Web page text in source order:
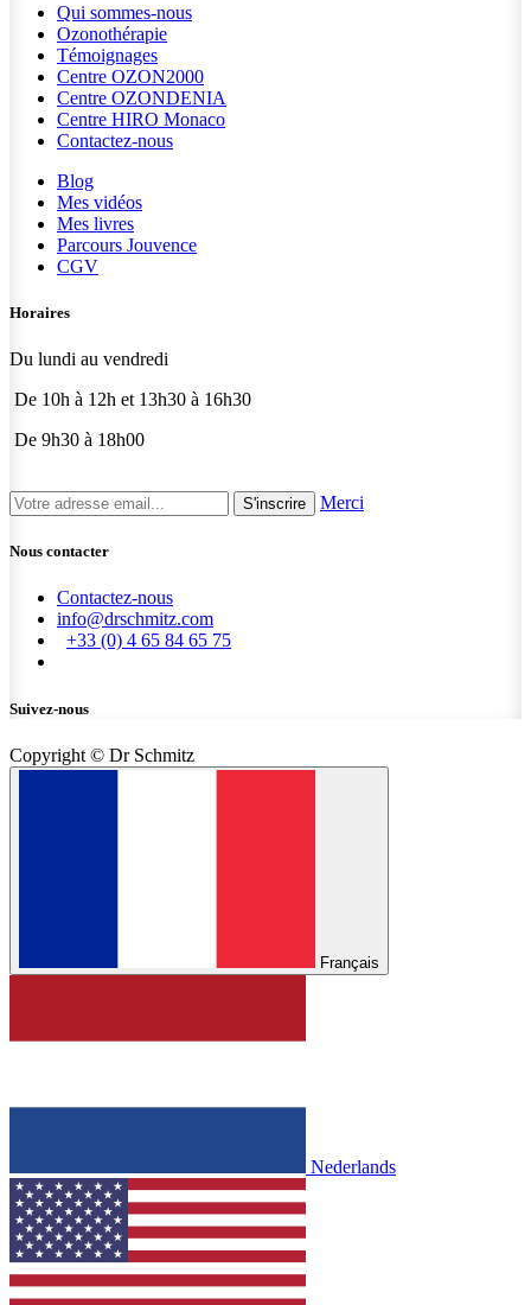
Qui sommes-nous
Ozonothérapie
Témoignages
Centre OZON2000
Centre OZONDENIA
Centre HIRO Monaco
Contactez-nous
Blog
Mes vidéos
Mes livres
Parcours Jouvence
CGV
Horaires
Du lundi au vendredi
De 10h à 12h et 13h30 à 16h30
De 9h30 à 18h00
S'inscrire Merci
Nous contacter
Contactez-nous
info@drschmitz.com
+33 (0) 4 65 84 65 75
Suivez-nous
Copyright © Dr Schmitz
Français
Nederlands